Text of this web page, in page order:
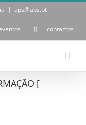
| aps@aps.pt
contactos
[